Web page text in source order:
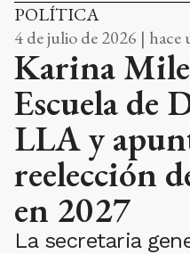
POLÍTICA
4 de julio de 2026 | hace
Karina
Escuela de
LLA y
reelección
en 2027
La secretaria